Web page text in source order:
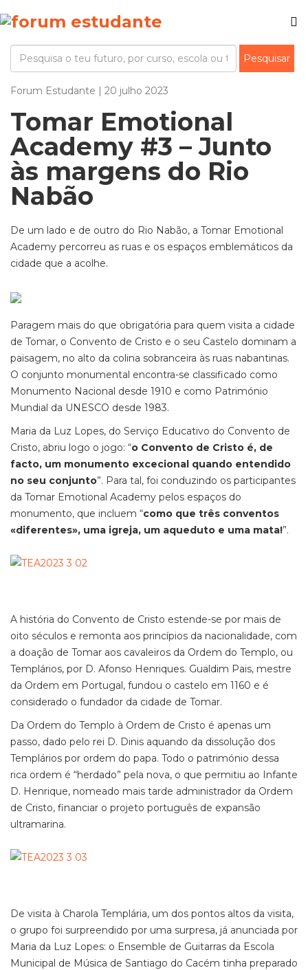
Forum Estudante | 20 julho 2023
Tomar Emotional
Academy #3 – Junto
às margens do Rio
Nabão
De um lado e de outro do Rio Nabão, a Tomar Emotional
Academy percorreu as ruas e os espaços emblemáticos da
cidade que a acolhe.
Paragem mais do que obrigatória para quem visita a cidade
de Tomar, o Convento de Cristo e o seu Castelo dominam a
paisagem, no alto da colina sobranceira às ruas nabantinas.
O conjunto monumental encontra-se classificado como
Monumento Nacional desde 1910 e como Património
Mundial da UNESCO desde 1983.
Maria da Luz Lopes, do Serviço Educativo do Convento de
Cristo, abriu logo o jogo: “o Convento de Cristo é, de
facto, um monumento excecional quando entendido
no seu conjunto”. Para tal, foi conduzindo os participantes
da Tomar Emotional Academy pelos espaços do
monumento, que incluem “como que três conventos
«diferentes», uma igreja, um aqueduto e uma mata!”.
A história do Convento de Cristo estende-se por mais de
oito séculos e remonta aos princípios da nacionalidade, com
a doação de Tomar aos cavaleiros da Ordem do Templo, ou
Templários, por D. Afonso Henriques. Gualdim Pais, mestre
da Ordem em Portugal, fundou o castelo em 1160 e é
considerado o fundador da cidade de Tomar.
Da Ordem do Templo à Ordem de Cristo é apenas um
passo, dado pelo rei D. Dinis aquando da dissolução dos
Templários por ordem do papa. Todo o património dessa
rica ordem é “herdado” pela nova, o que permitiu ao Infante
D. Henrique, nomeado mais tarde administrador da Ordem
de Cristo, financiar o projeto português de expansão
ultramarina.
De visita à Charola Templária, um dos pontos altos da visita,
o grupo foi surpreendido por uma surpresa, já anunciada por
Maria da Luz Lopes: o Ensemble de Guitarras da Escola
Municipal de Música de Santiago do Cacém tinha preparado